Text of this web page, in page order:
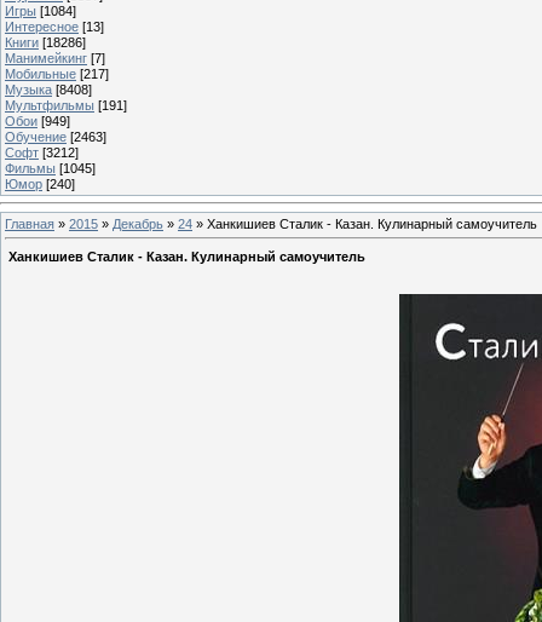
Игры [1084]
Интересное [13]
Книги [18286]
Манимейкинг [7]
Мобильные [217]
Музыка [8408]
Мультфильмы [191]
Обои [949]
Обучение [2463]
Софт [3212]
Фильмы [1045]
Юмор [240]
Главная » 2015 » Декабрь » 24 » Ханкишиев Сталик - Казан. Кулинарный самоучитель
Ханкишиев Сталик - Казан. Кулинарный самоучитель